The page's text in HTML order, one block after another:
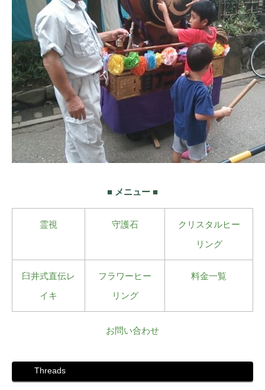
■ メニュー ■
霊視 守護石
クリスタルヒー
リング
臼井式直伝レ
イキ
フラワーヒー
リング
料金一覧
お問い合わせ
Threads